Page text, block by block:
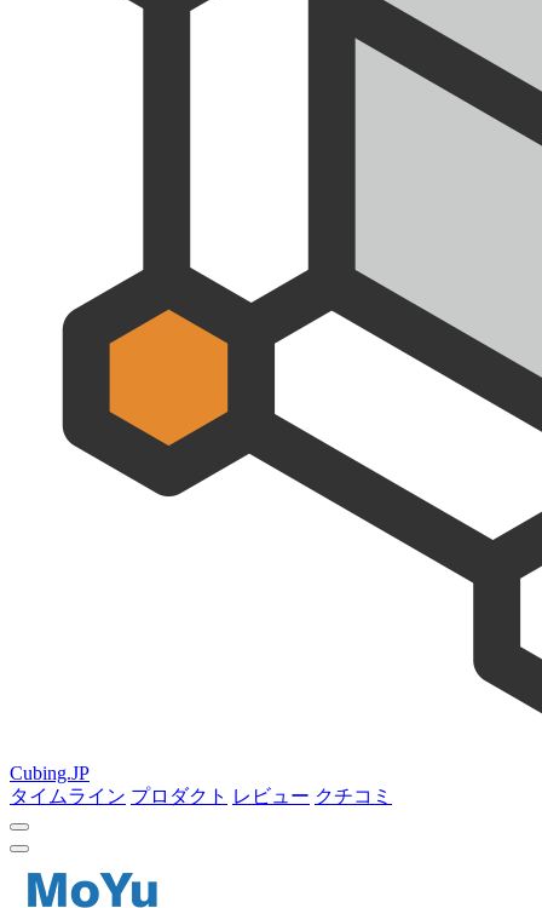
Cubing.JP
タイムライン プロダクト レビュー クチコミ